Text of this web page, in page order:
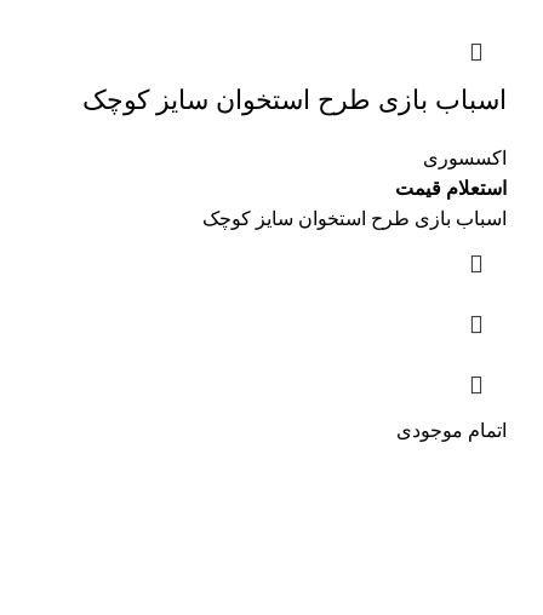
اسباب بازی طرح استخوان سایز کوچک
اکسسوری
استعلام قیمت
اسباب بازی طرح استخوان سایز کوچک
اتمام موجودی